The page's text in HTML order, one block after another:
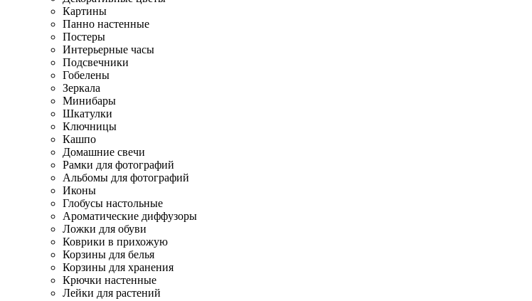
Картины
Панно настенные
Постеры
Интерьерные часы
Подсвечники
Гобелены
Зеркала
Минибары
Шкатулки
Ключницы
Кашпо
Домашние свечи
Рамки для фотографий
Альбомы для фотографий
Иконы
Глобусы настольные
Ароматические диффузоры
Ложки для обуви
Коврики в прихожую
Корзины для белья
Корзины для хранения
Крючки настенные
Лейки для растений